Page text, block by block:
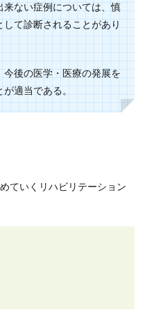
ない症例については、慎
て診断されることがあり
後の医学・医療の発展を
が適当である。
ていくリハビリテーション